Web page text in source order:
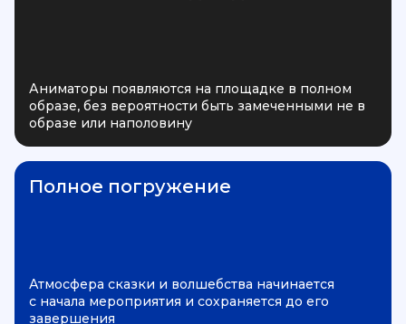
Аниматоры появляются на площадке в полном
образе, без вероятности быть замеченными не в
образе или наполовину
Полное погружение
Атмосфера сказки и волшебства начинается
с начала мероприятия и сохраняется до его
завершения